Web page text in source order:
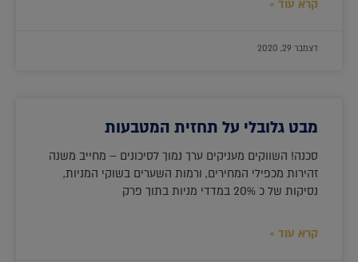
קרא עוד »
דצמבר 29, 2020
מבט גלובלי על תחזית המטבעות
סכנה! השווקים מעניקים ערך נמוך לסיכונים – מחייב משנה
זהירות מכפילי המחירים, ורמות השערים בשוקי המניות,
נסיקות של כ 20% במדדי מניות בתוך פרק
קרא עוד »